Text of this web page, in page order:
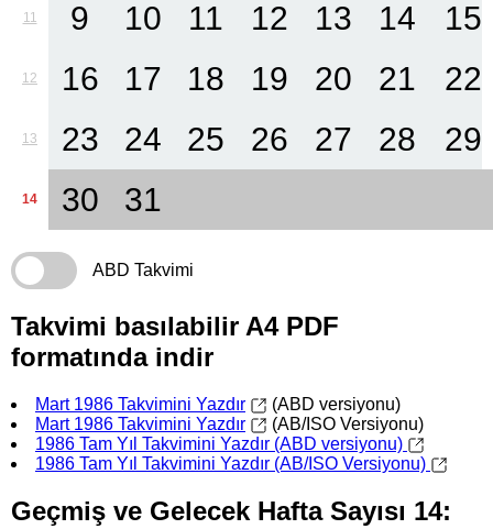
11 9 10 11 12 13 14 15
12 16 17 18 19 20 21 22
13 23 24 25 26 27 28 29
14 30 31
ABD Takvimi
Takvimi basılabilir A4 PDF
formatında indir
Mart 1986 Takvimini Yazdır
(ABD versiyonu)
Mart 1986 Takvimini Yazdır
(AB/ISO Versiyonu)
1986 Tam Yıl Takvimini Yazdır (ABD versiyonu)
1986 Tam Yıl Takvimini Yazdır (AB/ISO Versiyonu)
Geçmiş ve Gelecek Hafta Sayısı 14: